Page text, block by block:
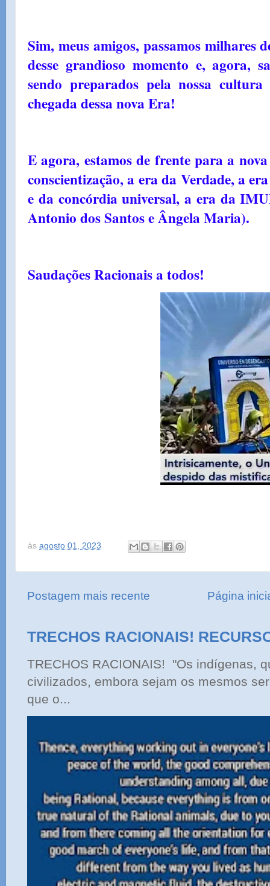
Sim, meus amigos, passamos milhares
desse grandioso momento e, agora,
sendo preparados pela nossa
chegada dessa nova Era!
E agora, estamos de frente para a
conscientização, a era da Verdade, a
e da concórdia universal, a era da
Antonio dos Santos e Ângela Maria).
Saudações Racionais a todos!
às agosto 01, 2023
Postagem mais recente Página
TRECHOS RACIONAIS!
TRECHOS RACIONAIS! "Os indígenas,
civilizados, embora sejam os mesmos
que o...